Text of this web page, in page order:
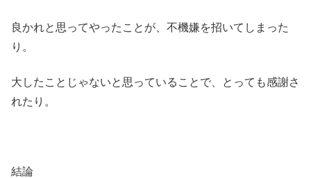
良かれと思ってやったことが、不機嫌を招いてしまった
り。
大したことじゃないと思っていることで、とっても感謝さ
れたり。
結論